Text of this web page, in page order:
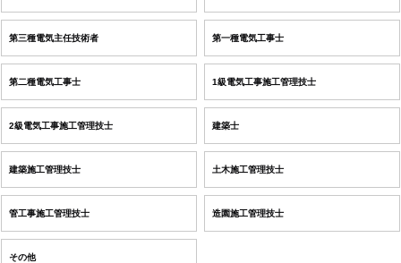
第三種電気主任技術者 第一種電気工事士
第二種電気工事士 1級電気工事施工管理技士
2級電気工事施工管理技士 建築士
建築施工管理技士 土木施工管理技士
管工事施工管理技士 造園施工管理技士
その他